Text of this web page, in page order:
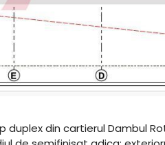
duplex din cartierul Dambul